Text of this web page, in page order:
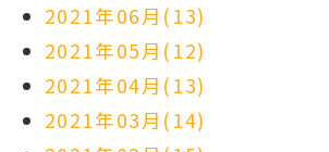
2021年06月(13)
2021年05月(12)
2021年04月(13)
2021年03月(14)